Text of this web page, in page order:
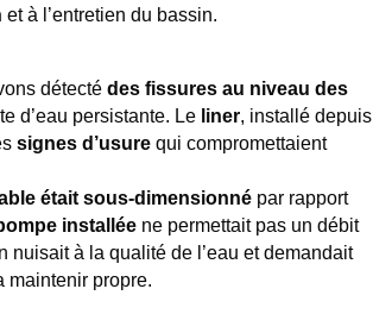
et à l’entretien du bassin.
détecté des fissures au niveau des
d’eau persistante. Le liner, installé depuis
signes d’usurequi compromettaient
était sous-dimensionnépar rapport
installéene permettait pas un débit
nuisait à la qualité de l’eau et demandait
maintenir propre.